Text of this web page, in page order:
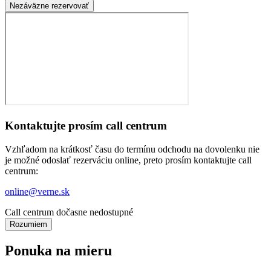
Nezáväzne rezervovať
Kontaktujte prosím call centrum
Vzhľadom na krátkosť času do termínu odchodu na dovolenku nie
je možné odoslať rezerváciu online, preto prosím kontaktujte call
centrum:
online@verne.sk
Call centrum dočasne nedostupné
Rozumiem
Ponuka na mieru